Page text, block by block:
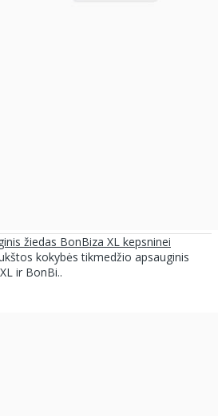
žiedas BonBiza XL kepsninei
kokybės tikmedžio apsauginis
ir BonBi..